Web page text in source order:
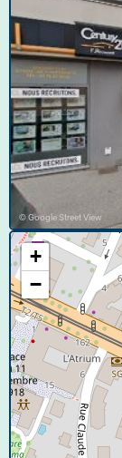
© Google Street View
+
−